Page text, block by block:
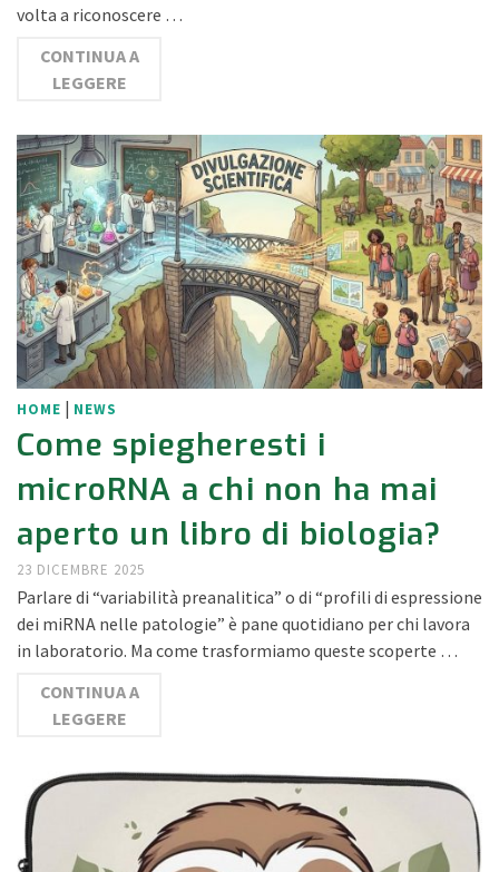
volta a riconoscere …
CONTINUA A
LEGGERE
HOME | NEWS
Come spiegheresti i
microRNA a chi non ha mai
aperto un libro di biologia?
23 DICEMBRE 2025
Parlare di “variabilità preanalitica” o di “profili di espressione
dei miRNA nelle patologie” è pane quotidiano per chi lavora
in laboratorio. Ma come trasformiamo queste scoperte …
CONTINUA A
LEGGERE